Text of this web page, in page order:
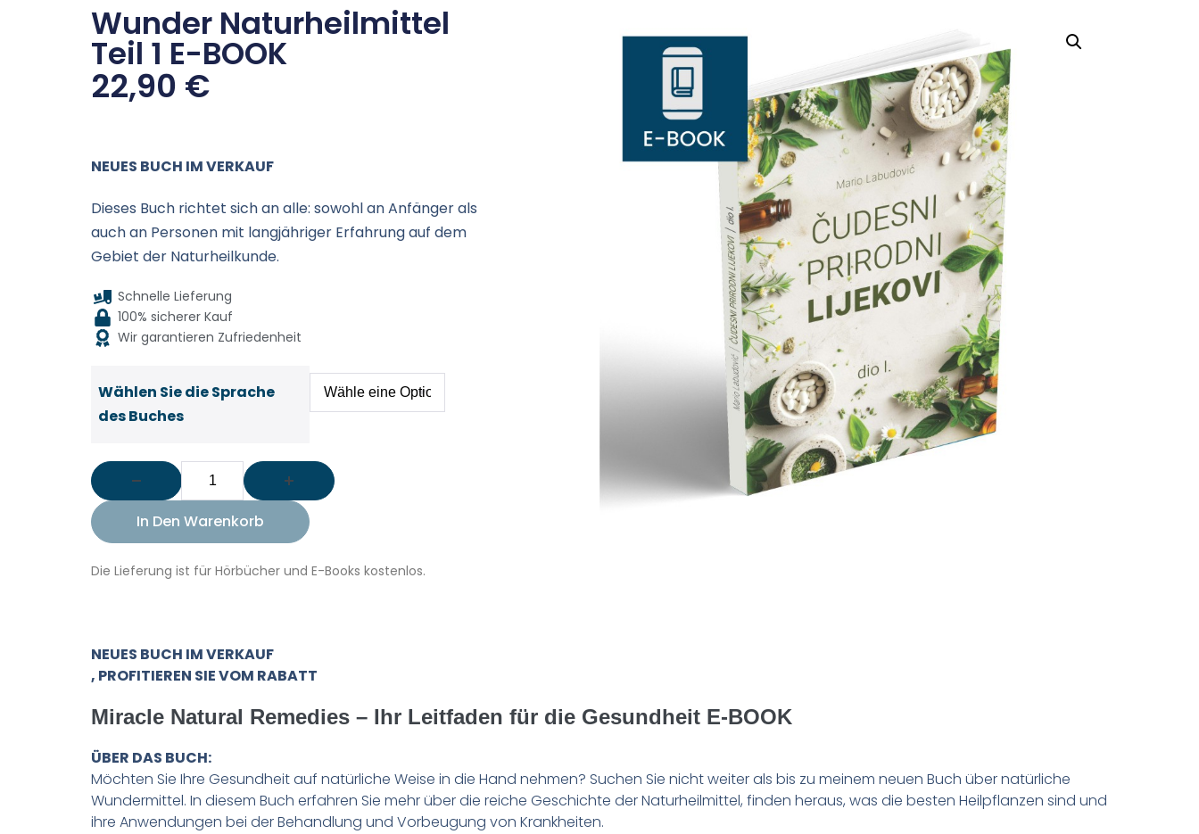
Wunder Naturheilmittel
Teil 1 E-BOOK
22,90 €
NEUES BUCH IM VERKAUF
Dieses Buch richtet sich an alle: sowohl an Anfänger als
auch an Personen mit langjähriger Erfahrung auf dem
Gebiet der Naturheilkunde.
Schnelle Lieferung
100% sicherer Kauf
Wir garantieren Zufriedenheit
Wählen Sie die Sprache
des Buches
In Den Warenkorb
Die Lieferung ist für Hörbücher und E-Books kostenlos.
NEUES BUCH IM VERKAUF
, PROFITIEREN SIE VOM RABATT
Miracle Natural Remedies – Ihr Leitfaden für die Gesundheit E-BOOK
ÜBER DAS BUCH:
Möchten Sie Ihre Gesundheit auf natürliche Weise in die Hand nehmen? Suchen Sie nicht weiter als bis zu meinem neuen Buch über natürliche
Wundermittel. In diesem Buch erfahren Sie mehr über die reiche Geschichte der Naturheilmittel, finden heraus, was die besten Heilpflanzen sind und
ihre Anwendungen bei der Behandlung und Vorbeugung von Krankheiten.